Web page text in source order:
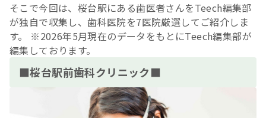
そこで今回は、桜台駅にある歯医者さんをTeech編集部
が独自で収集し、歯科医院を7医院厳選してご紹介しま
す。 ※2026年5月現在のデータをもとにTeech編集部が
編集しております。
■桜台駅前歯科クリニック■